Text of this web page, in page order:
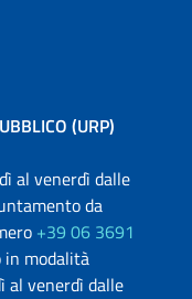
(URP)
al venerdì dalle
da
+39 06 3691
modalità
al venerdì dalle